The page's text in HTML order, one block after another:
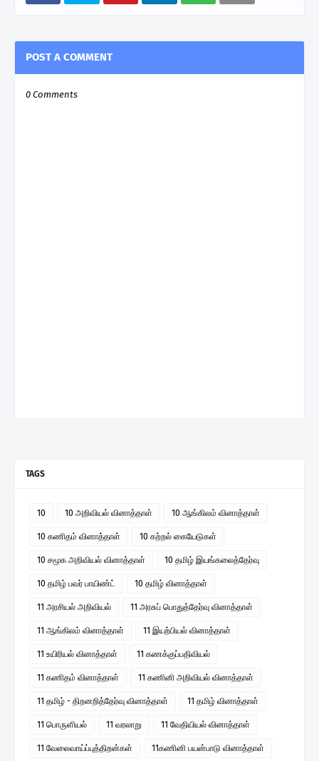
POST A COMMENT
0 Comments
TAGS
10 10 அறிவியல் வினாத்தாள் 10 ஆங்கிலம் வினாத்தாள்
10 கணிதம் வினாத்தாள் 10 கற்றல் கையேடுகள்
10 சமூக அறிவியல் வினாத்தாள் 10 தமிழ் இயங்கலைத்தேர்வு
10 தமிழ் பவர் பாயிண்ட் 10 தமிழ் வினாத்தாள்
11 அரசியல் அறிவியல் 11 அரசுப் பொதுத்தேர்வு வினாத்தாள்
11 ஆங்கிலம் வினாத்தாள் 11 இயற்பியல் வினாத்தாள்
11 உயிரியல் வினாத்தாள் 11 கணக்குப்பதிவியல்
11 கணிதம் வினாத்தாள் 11 கணினி அறிவியல் வினாத்தாள்
11 தமிழ் - திறனறித்தேர்வு வினாத்தாள் 11 தமிழ் வினாத்தாள்
11 பொருளியல் 11 வரலாறு 11 வேதியியல் வினாத்தாள்
11 வேலைவாய்ப்புத்திறன்கள் 11கணினி பயன்பாடு வினாத்தாள்